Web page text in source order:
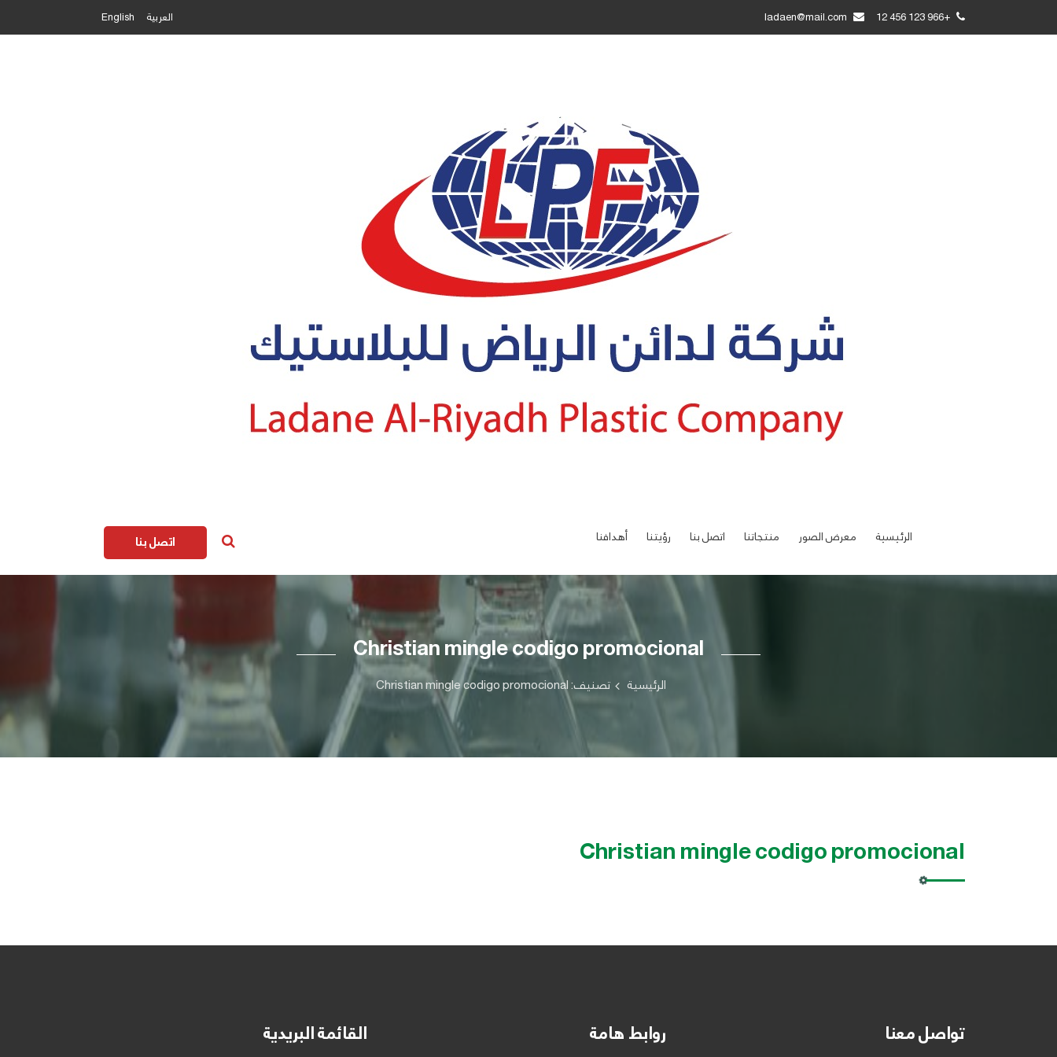
+966 123 456 12 العربية English
الرئيسية معرض الصور منتجاتنا اتصل بنا رؤيتنا أهدافنا اتصل بنا
Christian mingle codigo promocional
الرئيسية تصنيف: Christian mingle codigo promocional
Christian mingle codigo promocional
تواصل معنا روابط هامة القائمة البريدية